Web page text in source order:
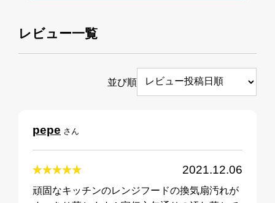
レビュー一覧
並び順
pepe さん
2021.12.06
頑固なキッチンのレンジフードの換気扇汚れが